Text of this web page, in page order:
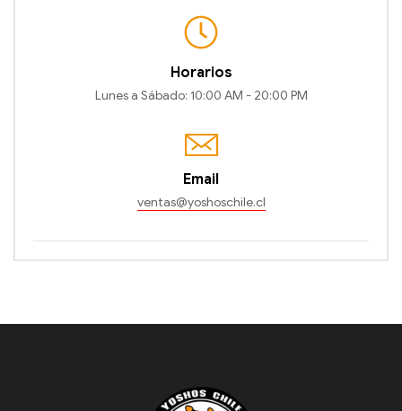
Horarios
Lunes a Sábado: 10:00 AM - 20:00 PM
Email
ventas@yoshoschile.cl